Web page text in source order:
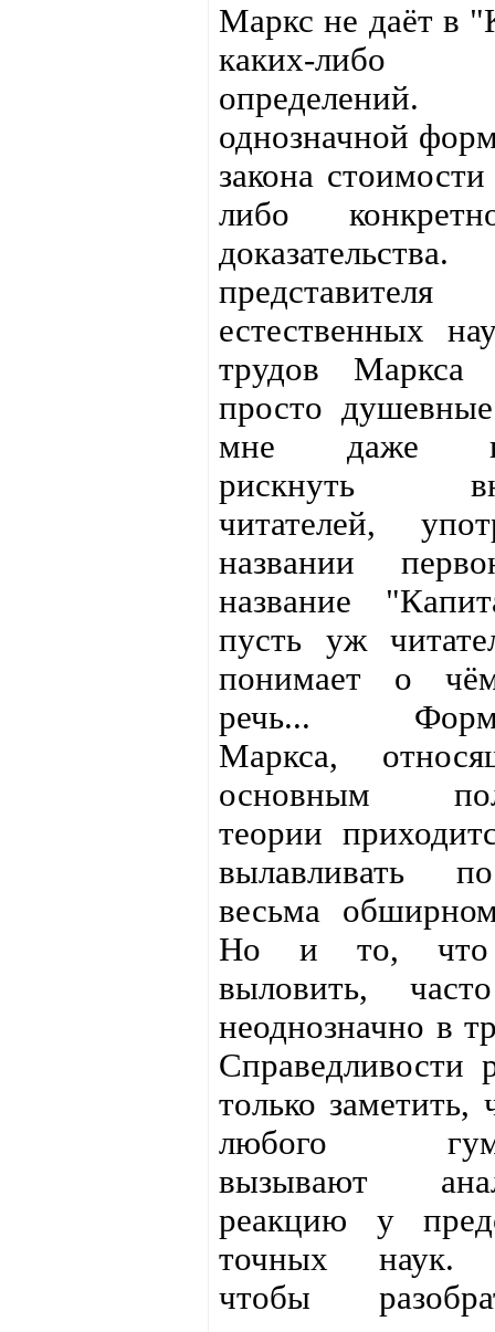
Маркс не даёт в
каких-либо
однозначной
закона
либо
представителя
естественных
трудов Маркса
просто
мне даже
рискнуть
читателей,
названии
название
пусть уж
понимает о
речь...
Маркса,
основным
теории
вылавливать
весьма
Но и то, что
выловить,
неоднозначно в
Справедливости
только заметить,
любого
вызывают
реакцию у
точных наук.
чтобы